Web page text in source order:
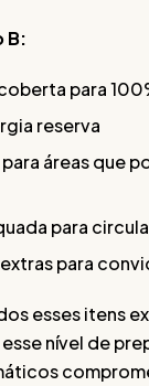
B:
para
reserva
áreas que
para
para
esses itens
nível de